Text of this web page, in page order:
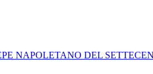
NAPOLETANO DEL